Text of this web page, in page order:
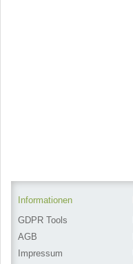
Informationen
GDPR Tools
AGB
Impressum